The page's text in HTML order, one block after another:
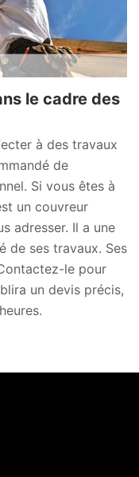
le cadre des
à des travaux
de
Si vous êtes à
un couvreur
adresser. Il a une
de ses travaux. Ses
le pour
un devis précis,